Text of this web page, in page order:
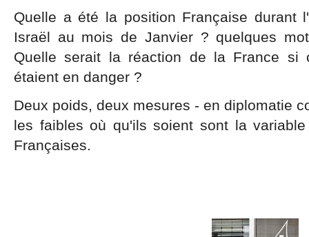
Quelle a été la position Française durant
Israël au mois de Janvier ? quelques
Quelle serait la réaction de la France si
étaient en danger ?
Deux poids, deux mesures - en diplomatie
les faibles où qu'ils soient sont la
Françaises.